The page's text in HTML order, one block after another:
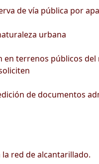
de vía pública por
urbana
en terrenos públicos
de documentos
red de alcantarillado.